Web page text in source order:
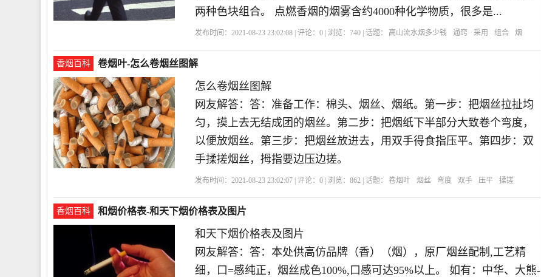
两种色块组合。 点燃香烟的烟雾含约4000种化学物质，很多是...
发布时间：2021-08-23 23:02:08 | 评论：0 | 浏览： 740 | 话题： 高山流水烟多少钱 通窍 采用 组合
烟
丝
药草
香烟百科 卷烟叶-怎么卷烟丝图解
怎么卷烟丝图解
网友解答：答：准备工作：棉头、烟丝、烟纸。第一步：把烟丝拉扯均
匀，摸上去无结成团的烟丝。第二步：把烟纸下半部分大致卷个弯度，
以便放烟丝。第三步：把烟丝放进去，用双手得食指压平。第四步：双
手揉搓烟丝，拇指要边压边搓。
发布时间：2021-08-23 23:02:07 | 评论：0 | 浏览：862 | 话题： 卷烟叶 烟丝 弯度 双手 压平 揉搓
香烟百科 和烟价格表-和天下烟价格表及图片
和天下烟价格表及图片
网友解答：答：本处供高仿品牌（香）（烟），原厂烟丝配制,工艺精
细，口=感纯正，烟丝成色100%,口感可达95%以上。 如有：中华、大熊-